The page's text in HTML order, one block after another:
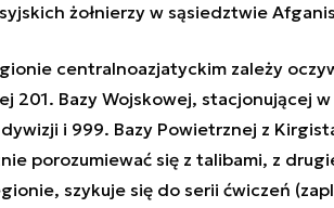
żołnierzy w sąsiedztwie
centralnoazjatyckim zależy
201. Bazy Wojskowej, stacjonującej
i 999. Bazy Powietrznej z
porozumiewać się z talibami, z
szykuje się do serii ćwiczeń